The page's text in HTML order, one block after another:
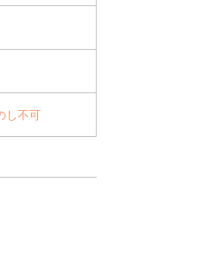
し不可